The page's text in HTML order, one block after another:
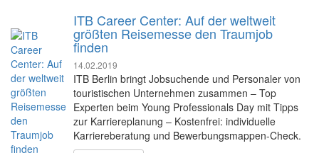
ITB Career Center: Auf der weltweit
größten Reisemesse den Traumjob
finden
14.02.2019
ITB Berlin bringt Jobsuchende und Personaler von
touristischen Unternehmen zusammen – Top
Experten beim Young Professionals Day mit Tipps
zur Karriereplanung – Kostenfrei: individuelle
Karriereberatung und Bewerbungsmappen-Check.